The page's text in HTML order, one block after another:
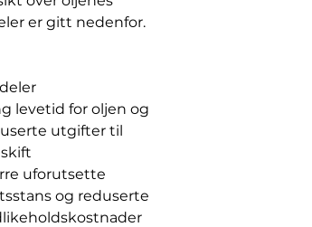
er gitt nedenfor.
levetid for oljen og
utgifter til
uforutsette
og reduserte